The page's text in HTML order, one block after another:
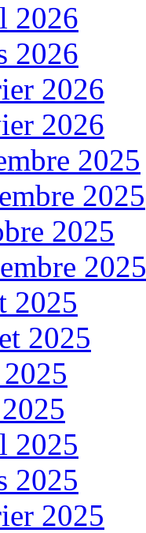
2026
2026
2026
2026
2025
2025
2025
2025
2025
2025
2025
2025
2025